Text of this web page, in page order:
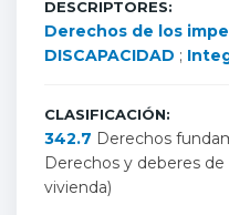
DESCRIPTORES:
Derechos de los
DISCAPACIDAD ;
CLASIFICACIÓN:
342.7 Derechos
Derechos y deberes
vivienda)